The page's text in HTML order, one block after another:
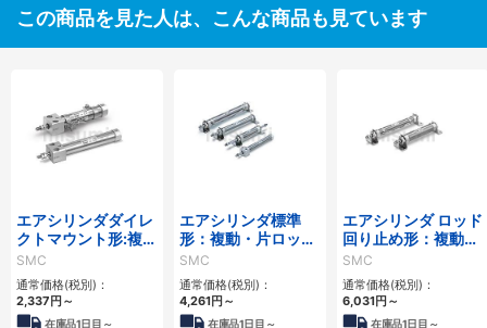
この商品を見た人は、こんな商品も見ています
エアシリンダダイレ
クトマウント形:複
動・片ロッド/CJ2R
シリーズ
SMC
通常価格(税別)：
2,337円～
在庫品1日目～
エアシリンダ標準
形：複動・片ロッド
／CM2シリーズ
SMC
通常価格(税別)：
4,261円～
在庫品1日目～
エアシリンダ ロッド
回り止め形：複動・
片ロッド/CM2Kシ
リーズ
SMC
通常価格(税別)：
6,031円～
在庫品1日目～